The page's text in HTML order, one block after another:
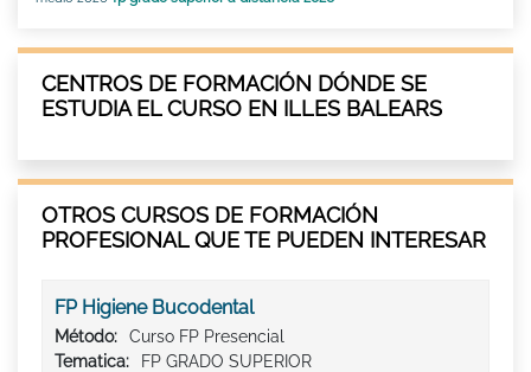
CENTROS DE FORMACIÓN DÓNDE SE
ESTUDIA EL CURSO EN ILLES BALEARS
OTROS CURSOS DE FORMACIÓN
PROFESIONAL QUE TE PUEDEN INTERESAR
FP Higiene Bucodental
Método:
Curso FP Presencial
Tematica:
FP GRADO SUPERIOR